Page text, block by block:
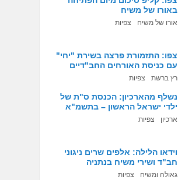
באורו של משיח
אורו של משיח צפיות
צפו: התזמורת פרצה בשירת "יחי"
עם כניסת האורחים החב"דיים
רץ ברשת צפיות
נשלף מהארכיון: הכנסת ס"ת של
ילדי ישראל הראשון – בתשמ"א
ארכיון צפיות
וידאו הלילה: אלפים שרים ניגוני
חב"ד ושירי משיח בנתניה
גאולה ומשיח צפיות